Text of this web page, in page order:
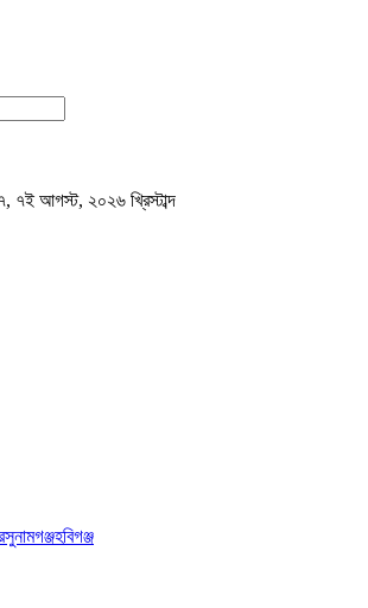
৭ই আগস্ট, ২০২৬ খ্রিস্টাব্দ
সুনামগঞ্জহবিগঞ্জ